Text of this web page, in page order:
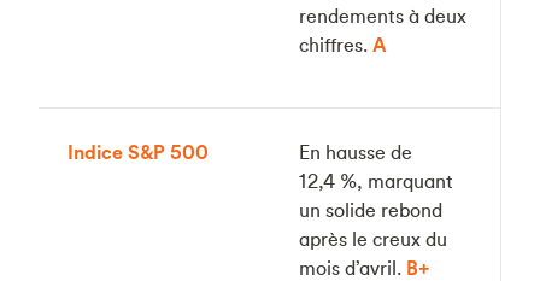
rendements à deux
chiffres. A
Indice S&P 500
En hausse de
12,4 %, marquant
un solide rebond
après le creux du
mois d’avril. B+